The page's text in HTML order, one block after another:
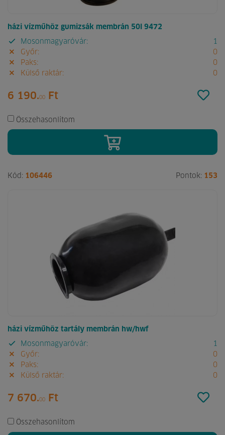
házi vízműhöz gumizsák membrán 50l 9472
Mosonmagyaróvár:
1
Győr:
0
Paks:
0
Külső raktár:
0
6 190.00 Ft
Összehasonlítom
Kód: 106446 Pontok: 153
házi vízműhöz tartály membrán hw/hwf
Mosonmagyaróvár:
1
Győr:
0
Paks:
0
Külső raktár:
0
7 670.00 Ft
Összehasonlítom